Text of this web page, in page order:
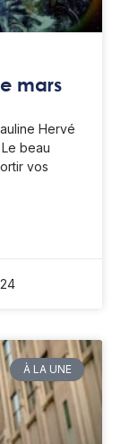
mars
Hervé
beau
vos
À LA UNE